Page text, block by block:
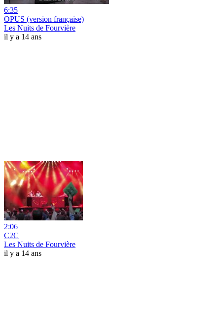
6:35
OPUS (version française)
Les Nuits de Fourvière
il y a 14 ans
2:06
C2C
Les Nuits de Fourvière
il y a 14 ans